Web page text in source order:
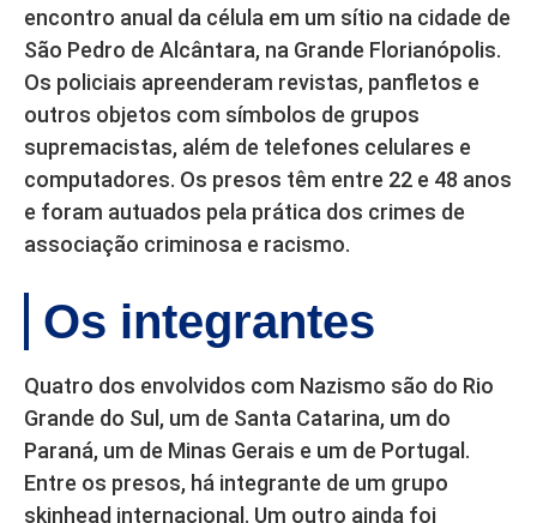
encontro anual da célula em um sítio na cidade de
São Pedro de Alcântara, na Grande Florianópolis.
Os policiais apreenderam revistas, panfletos e
outros objetos com símbolos de grupos
supremacistas, além de telefones celulares e
computadores. Os presos têm entre 22 e 48 anos
e foram autuados pela prática dos crimes de
associação criminosa e racismo.
Os integrantes
Quatro dos envolvidos com Nazismo são do Rio
Grande do Sul, um de Santa Catarina, um do
Paraná, um de Minas Gerais e um de Portugal.
Entre os presos, há integrante de um grupo
skinhead internacional. Um outro ainda foi